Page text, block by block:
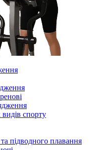
спорту
підводного плавання